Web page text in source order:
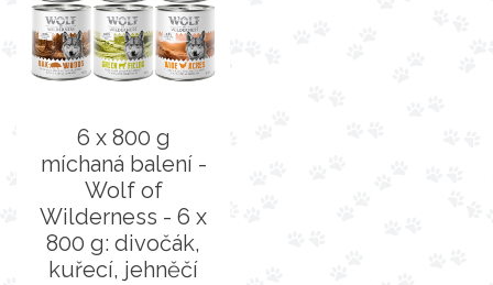
6 x 800 g
míchaná balení -
Wolf of
Wilderness - 6 x
800 g: divočák,
kuřecí, jehněčí